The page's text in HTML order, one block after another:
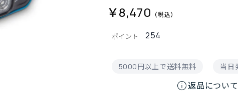
ポイント 254
5000円以上で送料無料 当日
info返品について
￥8,470